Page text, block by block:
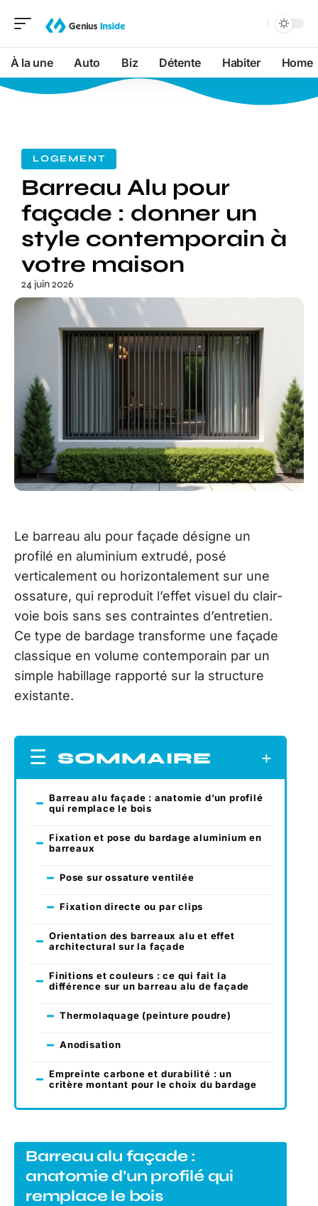
À la une Auto Biz Détente Habiter Home
LOGEMENT
Barreau Alu pour
façade : donner un
style contemporain à
votre maison
24 juin 2026
Le barreau alu pour façade désigne un
profilé en aluminium extrudé, posé
verticalement ou horizontalement sur une
ossature, qui reproduit l’effet visuel du clair-
voie bois sans ses contraintes d’entretien.
Ce type de bardage transforme une façade
classique en volume contemporain par un
simple habillage rapporté sur la structure
existante.
SOMMAIRE
Barreau alu façade : anatomie d’un profilé
qui remplace le bois
Fixation et pose du bardage aluminium en
barreaux
Pose sur ossature ventilée
Fixation directe ou par clips
Orientation des barreaux alu et effet
architectural sur la façade
Finitions et couleurs : ce qui fait la
différence sur un barreau alu de façade
Thermolaquage (peinture poudre)
Anodisation
Empreinte carbone et durabilité : un
critère montant pour le choix du bardage
Barreau alu façade :
anatomie d’un profilé qui
remplace le bois